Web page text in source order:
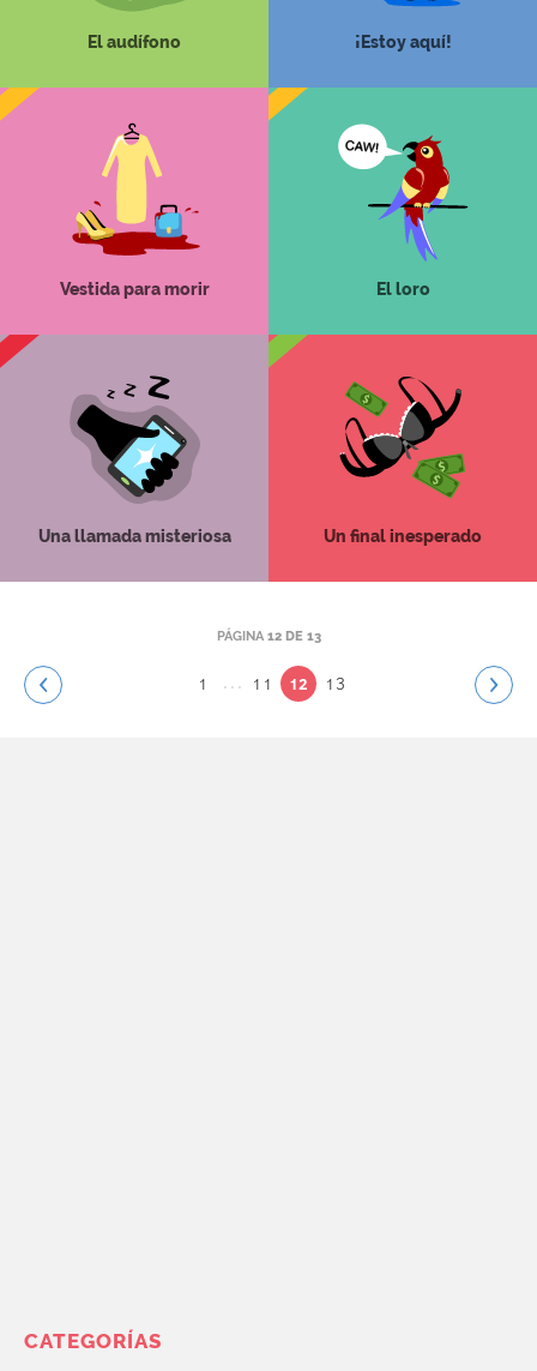
El audífono ¡Estoy aquí!
Vestida para morir El loro
Una llamada misteriosa Un final inesperado
PÁGINA 12 DE 13
1 ... 11 12 13
CATEGORÍAS